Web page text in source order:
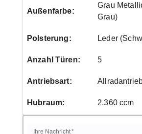
Außenfarbe:
Grau
Grau)
Polsterung: Leder
Anzahl Türen: 5
Antriebsart:
Hubraum: 2.360 ccm
Ihre Nachricht*